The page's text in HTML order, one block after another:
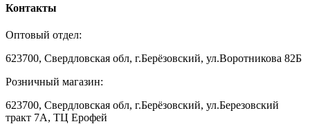
Контакты
Оптовый отдел:
623700, Свердловская обл, г.Берёзовский, ул.Воротникова 82Б
Розничный магазин:
623700, Свердловская обл, г.Берёзовский, ул.Березовский
тракт 7А, ТЦ Ерофей